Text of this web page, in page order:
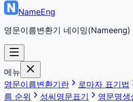
NameEng
영문이름변환기 네이밍(Nameeng)
메뉴
영문이름변환기란
로마자 표기법
름 순위
성씨영문표기 영문명생